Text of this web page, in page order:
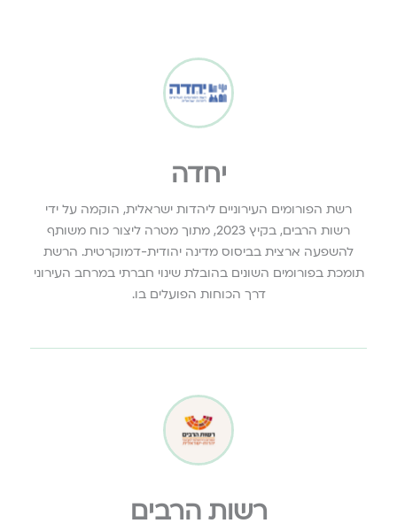
יחדה
רשת הפורומים העירוניים ליהדות ישראלית, הוקמה על ידי
רשות הרבים, בקיץ 2023, מתוך מטרה ליצור כוח משותף
להשפעה ארצית בביסוס מדינה יהודית-דמוקרטית. הרשת
תומכת בפורומים השונים בהובלת שינוי חברתי במרחב העירוני
דרך הכוחות הפועלים בו.
רשות הרבים